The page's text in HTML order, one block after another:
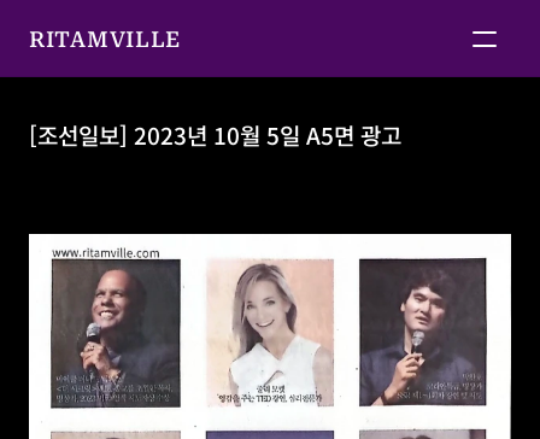
RITAMVILLE
[조선일보] 2023년 10월 5일 A5면 광고